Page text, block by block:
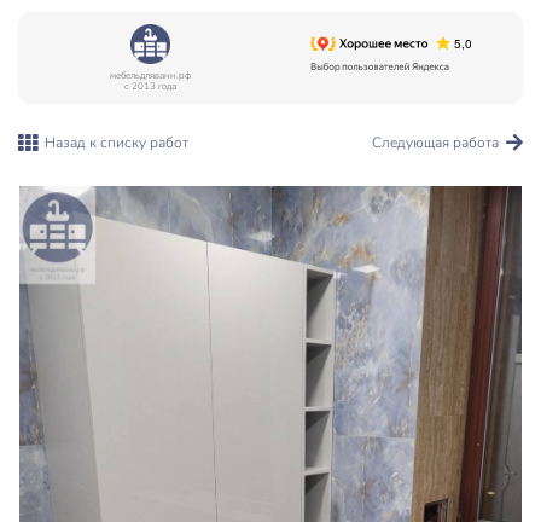
мебельдляванн.рф
с 2013 года
Назад к списку работ Следующая работа